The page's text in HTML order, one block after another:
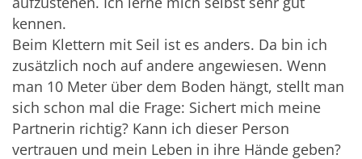
kennen.
Beim Klettern mit Seil ist es anders. Da bin ich
zusätzlich noch auf andere angewiesen. Wenn
man 10 Meter über dem Boden hängt, stellt man
sich schon mal die Frage: Sichert mich meine
Partnerin richtig? Kann ich dieser Person
vertrauen und mein Leben in ihre Hände geben?